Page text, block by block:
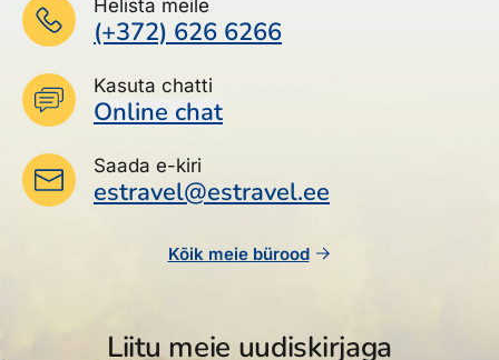
Helista meile
(+372) 626 6266
Kasuta chatti
Online chat
Saada e-kiri
estravel@estravel.ee
Kõik meie bürood
Liitu meie uudiskirjaga